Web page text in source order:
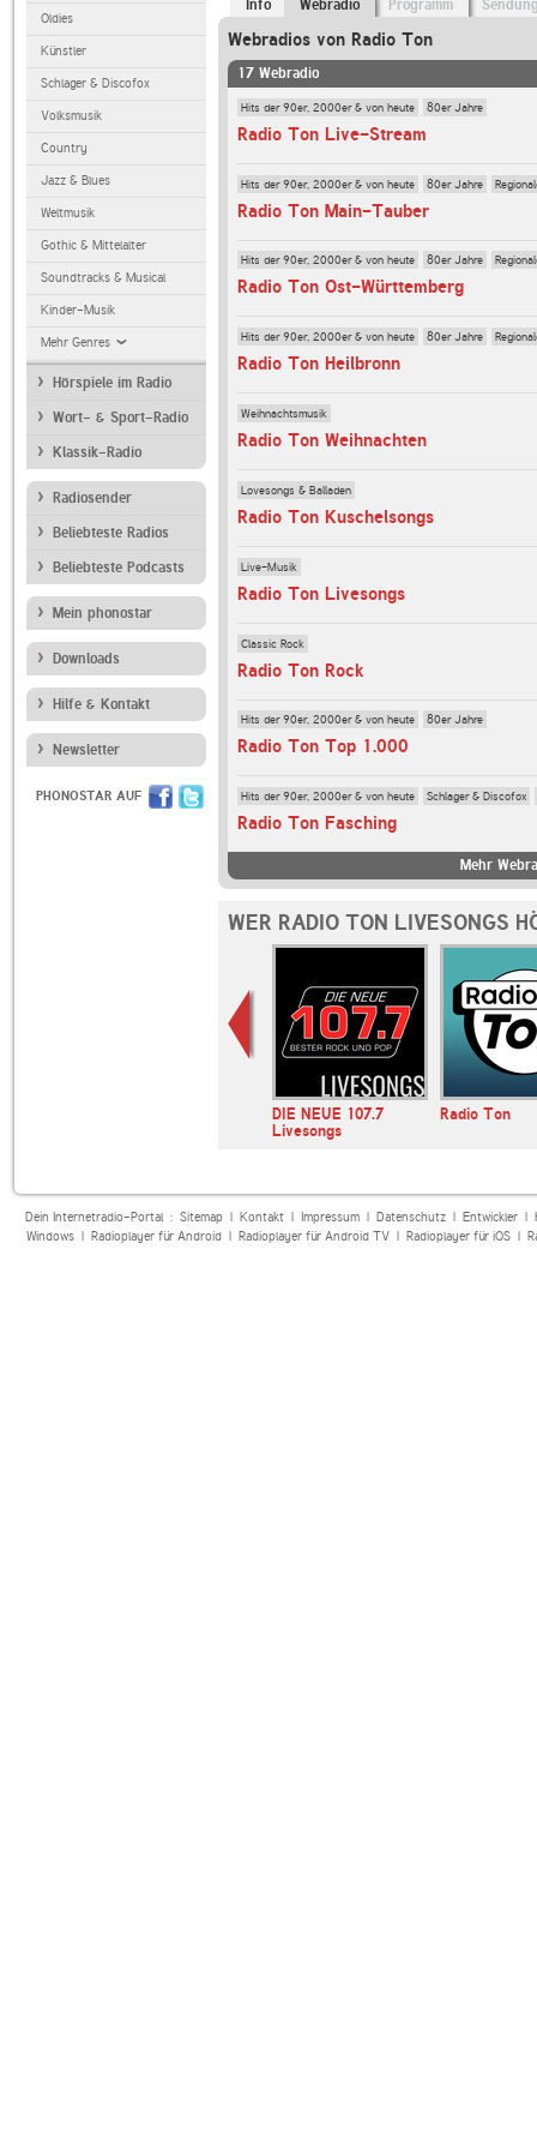
Oldies
Künstler
Schlager & Discofox
Volksmusik
Country
Jazz & Blues
Weltmusik
Gothic & Mittelalter
Soundtracks & Musical
Kinder-Musik
Mehr Genres
Hörspiele im Radio
Wort- & Sport-Radio
Klassik-Radio
Radiosender
Beliebteste Radios
Beliebteste Podcasts
Mein phonostar
Downloads
Hilfe & Kontakt
Newsletter
PHONOSTAR AUF
Info Webradio Programm
Webradios von Radio Ton
17 Webradio
Hits der 90er, 2000er & von heute 80er Jahre
Radio Ton Live-Stream
Hits der 90er, 2000er & von heute 80er Jahre
Radio Ton Main-Tauber
Hits der 90er, 2000er & von heute 80er Jahre
Radio Ton Ost-Württemberg
Hits der 90er, 2000er & von heute 80er Jahre
Radio Ton Heilbronn
Weihnachtsmusik
Radio Ton Weihnachten
Lovesongs & Balladen
Radio Ton Kuschelsongs
Live-Musik
Radio Ton Livesongs
Classic Rock
Radio Ton Rock
Hits der 90er, 2000er & von heute 80er Jahre
Radio Ton Top 1.000
Hits der 90er, 2000er & von heute Schlager & Discofox
Radio Ton Fasching
Mehr
WER RADIO TON LIVESONGS
DIE NEUE 107.7
Livesongs
Radio Ton
Dein Internetradio-Portal : Sitemap| Kontakt| Impressum| Datenschutz| Entwickler|
Windows| Radioplayer für Android| Radioplayer für Android TV| Radioplayer für iOS|